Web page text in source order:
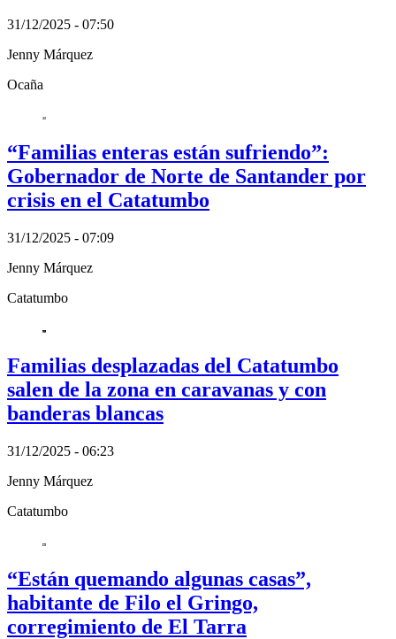
31/12/2025 - 07:50
Jenny Márquez
Ocaña
“Familias enteras están sufriendo”:
Gobernador de Norte de Santander por
crisis en el Catatumbo
31/12/2025 - 07:09
Jenny Márquez
Catatumbo
Familias desplazadas del Catatumbo
salen de la zona en caravanas y con
banderas blancas
31/12/2025 - 06:23
Jenny Márquez
Catatumbo
“Están quemando algunas casas”,
habitante de Filo el Gringo,
corregimiento de El Tarra